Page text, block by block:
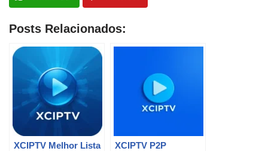
Posts Relacionados:
XCIPTV Melhor Lista
XCIPTV P2P